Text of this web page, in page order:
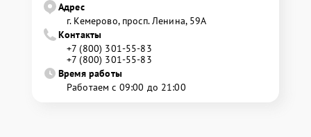
Адрес
г. Кемерово, просп. Ленина, 59А
Контакты
+7 (800) 301-55-83
+7 (800) 301-55-83
Время работы
Работаем с 09:00 до 21:00